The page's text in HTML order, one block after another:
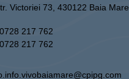
Victoriei 73, 430122 Baia Mare
0728 217 762
0728 217 762